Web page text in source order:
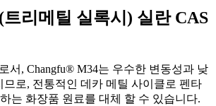
리메틸 실록시) 실란 CAS
서, Changfu® M34는 우수한 변동성과 낮
므로, 전통적인 데카 메틸 사이클로 펜타
는 화장품 원료를 대체 할 수 있습니다.